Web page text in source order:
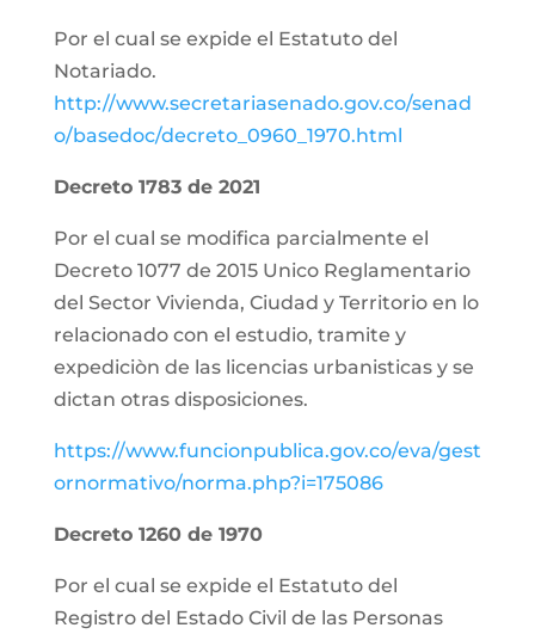
Por el cual se expide el Estatuto del
Notariado.
http://www.secretariasenado.gov.co/senad
o/basedoc/decreto_0960_1970.html
Decreto 1783 de 2021
Por el cual se modifica parcialmente el
Decreto 1077 de 2015 Unico Reglamentario
del Sector Vivienda, Ciudad y Territorio en lo
relacionado con el estudio, tramite y
expediciòn de las licencias urbanisticas y se
dictan otras disposiciones.
https://www.funcionpublica.gov.co/eva/gest
ornormativo/norma.php?i=175086
Decreto 1260 de 1970
Por el cual se expide el Estatuto del
Registro del Estado Civil de las Personas